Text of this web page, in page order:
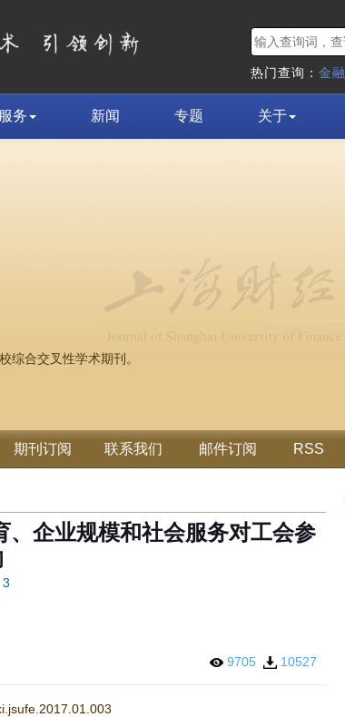
热门查询： 金融
服务 新闻 专题 关于
综合交叉性学术期刊。
期刊订阅 联系我们 邮件订阅 RSS
、企业规模和社会服务对工会参
3
9705 10527